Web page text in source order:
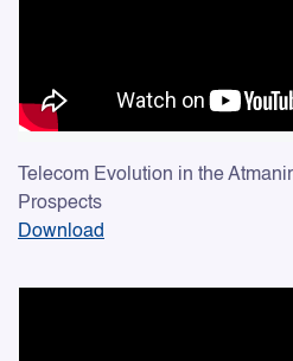
Telecom Evolution in the
Prospects
Download